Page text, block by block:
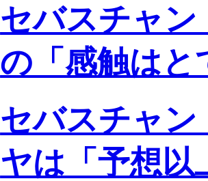
セバスチャ
の「感触はと
セバスチャ
ヤは「予想